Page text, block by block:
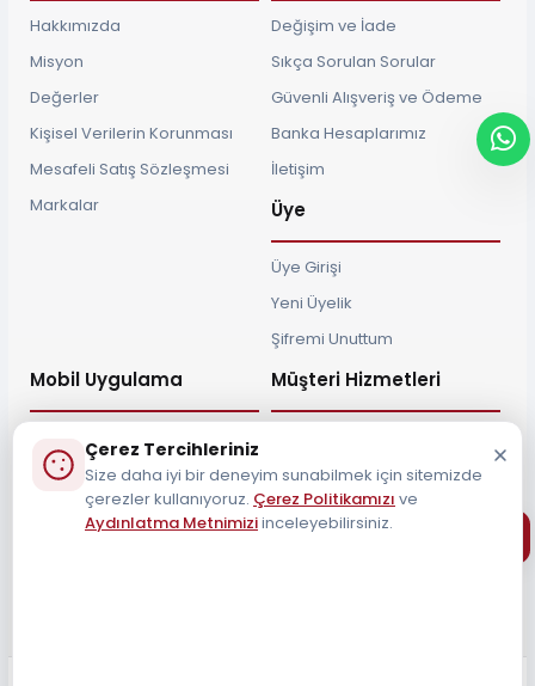
Hakkımızda
Misyon
Değerler
Kişisel Verilerin Korunması
Mesafeli Satış Sözleşmesi
Markalar
Değişim ve İade
Sıkça Sorulan Sorular
Güvenli Alışveriş ve Ödeme
Banka Hesaplarımız
İletişim
Üye
Üye Girişi
Yeni Üyelik
Şifremi Unuttum
Mobil Uygulama Müşteri Hizmetleri
Müşteri Destek Hattı
Çerez Tercihleriniz
Size daha iyi bir deneyim sunabilmek için sitemizde
çerezler kullanıyoruz. Çerez Politikamızı ve
Aydınlatma Metnimiziinceleyebilirsiniz.